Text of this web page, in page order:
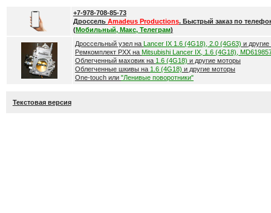
+7-978-708-85-73
Дроссель Amadeus Productions. Быстрый заказ по
(Мобильный, Макс, Телеграм)
Дроссельный узел на Lancer IX 1.6 (4G18), 2.0 (4G63) и
Ремкомплект РХХ на Mitsubishi Lancer IX, 1.6 (4G18),
Облегченный маховик на 1.6 (4G18) и другие моторы
Облегченные шкивы на 1.6 (4G18) и другие моторы
One-touch или "Ленивые поворотники"
Текстовая версия